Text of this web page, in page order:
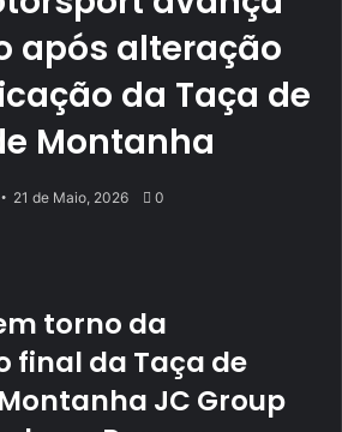
após alteração
da Taça de
Montanha
21 de Maio, 2026 0
torno da
final da Taça de
JC Group